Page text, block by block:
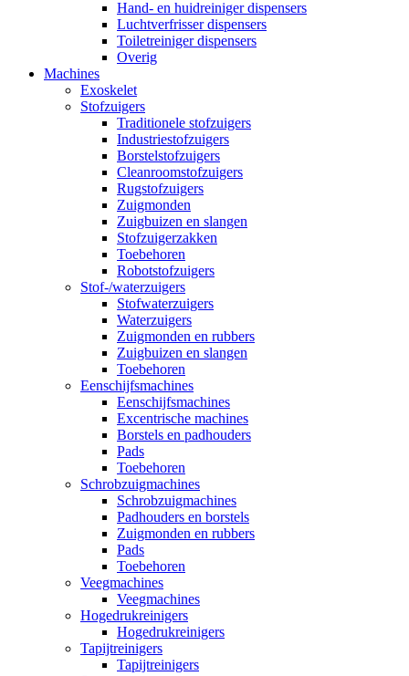
Hand- en huidreiniger dispensers
Luchtverfrisser dispensers
Toiletreiniger dispensers
Overig
Machines
Exoskelet
Stofzuigers
Traditionele stofzuigers
Industriestofzuigers
Borstelstofzuigers
Cleanroomstofzuigers
Rugstofzuigers
Zuigmonden
Zuigbuizen en slangen
Stofzuigerzakken
Toebehoren
Robotstofzuigers
Stof-/waterzuigers
Stofwaterzuigers
Waterzuigers
Zuigmonden en rubbers
Zuigbuizen en slangen
Toebehoren
Eenschijfsmachines
Eenschijfsmachines
Excentrische machines
Borstels en padhouders
Pads
Toebehoren
Schrobzuigmachines
Schrobzuigmachines
Padhouders en borstels
Zuigmonden en rubbers
Pads
Toebehoren
Veegmachines
Veegmachines
Hogedrukreinigers
Hogedrukreinigers
Tapijtreinigers
Tapijtreinigers